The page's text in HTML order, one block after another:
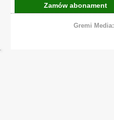
Zamów abonament
Gremi Media: